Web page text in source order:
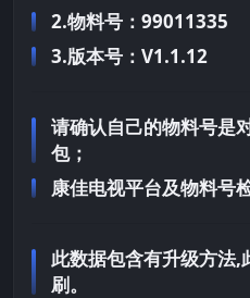
2.物料号：99011335
3.版本号：V1.1.12
请确认自己的物料号是
包；
康佳电视平台及物料号
此数据包含有升级方法,
刷。